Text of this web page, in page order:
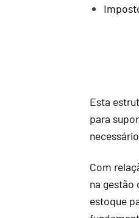
Esta
para
Com
na gestão
estoque